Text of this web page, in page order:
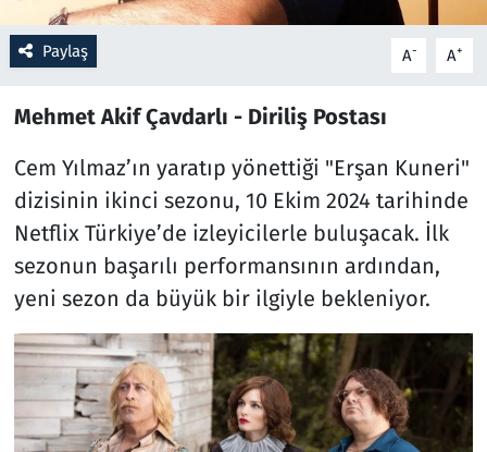
Paylaş A- A+
Mehmet Akif Çavdarlı - Diriliş Postası
Cem Yılmaz’ın yaratıp yönettiği "Erşan Kuneri"
dizisinin ikinci sezonu, 10 Ekim 2024 tarihinde
Netflix Türkiye’de izleyicilerle buluşacak. İlk
sezonun başarılı performansının ardından,
yeni sezon da büyük bir ilgiyle bekleniyor.
Savunma Sanayi
Seçim 2023
Spor
Teknoloji ve Bilim
Televizyon